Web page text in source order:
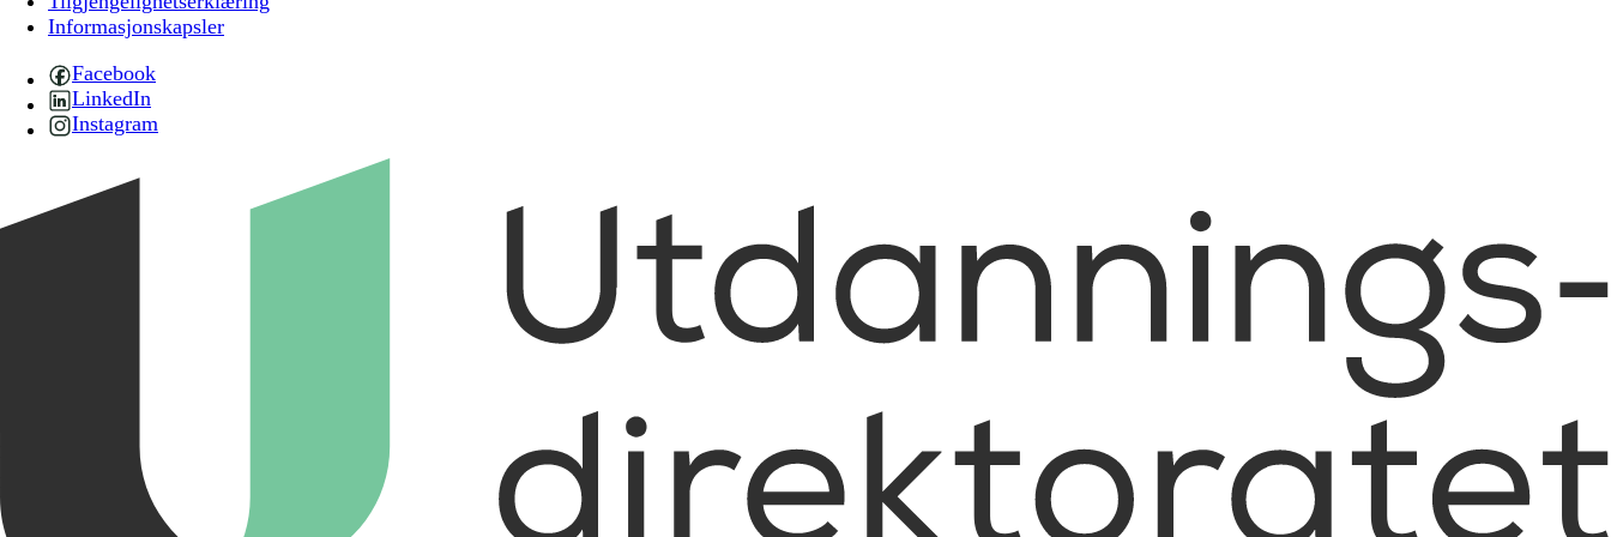
Informasjonskapsler
Facebook
LinkedIn
Instagram